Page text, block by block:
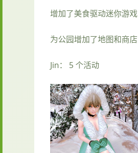
增加了美食驱动迷你游戏
为公园增加了地图和商店
Jin： 5 个活动